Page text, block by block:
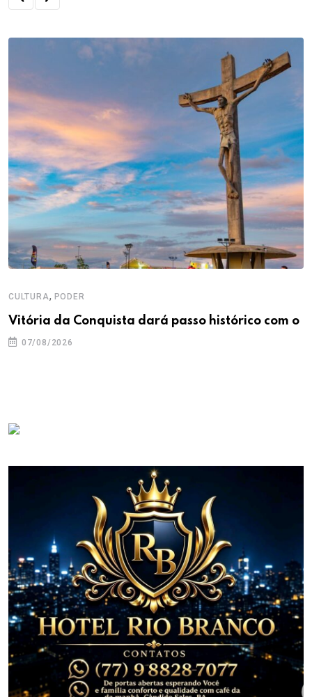
CULTURA, PODER
Vitória da Conquista dará passo histórico com o
07/08/2026